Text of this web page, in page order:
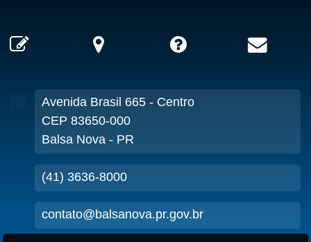
Avenida Brasil 665 - Centro
CEP 83650-000
Balsa Nova - PR
(41) 3636-8000
contato@balsanova.pr.gov.br